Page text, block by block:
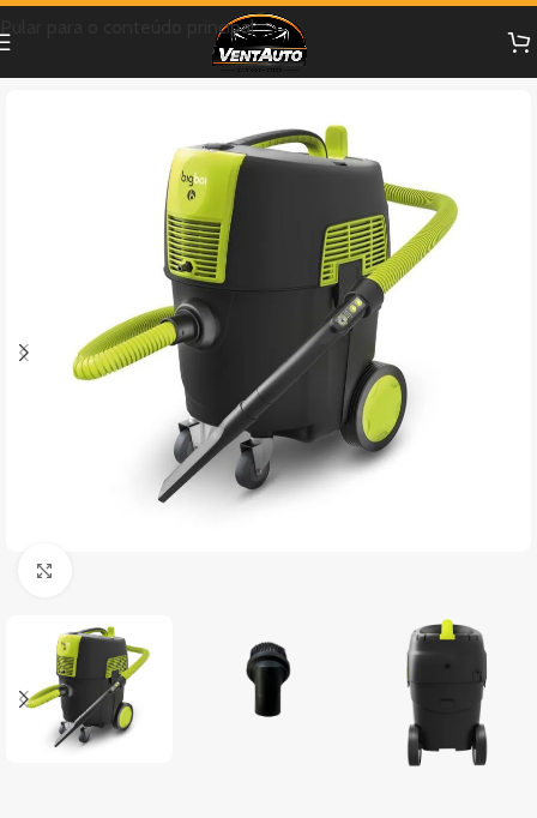
Pular para o conteúdo principal